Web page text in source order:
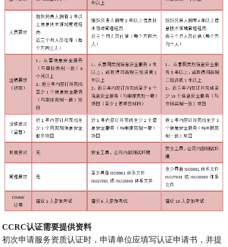
CCRC认证需要提供资料
初次申请服务资质认证时，申请单位应填写认证申请书，并提